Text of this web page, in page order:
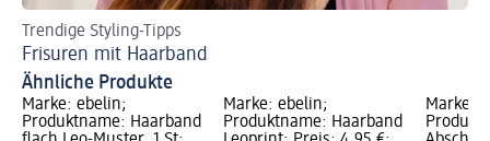
Trendige Styling-Tipps
Frisuren mit Haarband
Ähnliche Produkte
Marke: ebelin;
Produktname: Haarband
Marke: ebelin;
Produktname: Haarband
Marke: